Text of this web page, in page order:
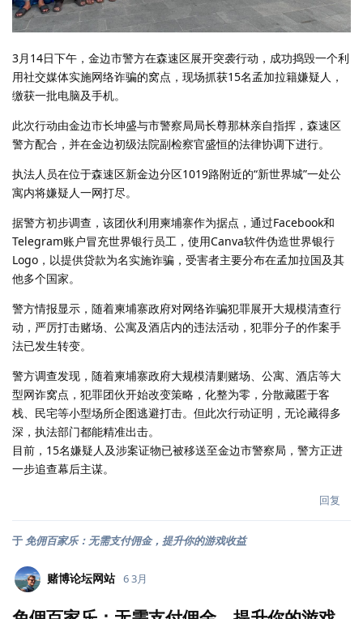
3月14日下午，金边市警方在森速区展开突袭行动，成功捣毁一个利
用社交媒体实施网络诈骗的窝点，现场抓获15名孟加拉籍嫌疑人，
缴获一批电脑及手机。
此次行动由金边市长坤盛与市警察局局长尊那林亲自指挥，森速区
警方配合，并在金边初级法院副检察官盛恒的法律协调下进行。
执法人员在位于森速区新金边分区1019路附近的“新世界城”一处公
寓内将嫌疑人一网打尽。
据警方初步调查，该团伙利用柬埔寨作为据点，通过Facebook和
Telegram账户冒充世界银行员工，使用Canva软件伪造世界银行
Logo，以提供贷款为名实施诈骗，受害者主要分布在孟加拉国及其
他多个国家。
警方情报显示，随着柬埔寨政府对网络诈骗犯罪展开大规模清查行
动，严厉打击赌场、公寓及酒店内的违法活动，犯罪分子的作案手
法已发生转变。
警方调查发现，随着柬埔寨政府大规模清剿赌场、公寓、酒店等大
型网诈窝点，犯罪团伙开始改变策略，化整为零，分散藏匿于客
栈、民宅等小型场所企图逃避打击。但此次行动证明，无论藏得多
深，执法部门都能精准出击。
目前，15名嫌疑人及涉案证物已被移送至金边市警察局，警方正进
一步追查幕后主谋。
回复
于 免佣百家乐：无需支付佣金，提升你的游戏收益
赌博论坛网站 6 3月